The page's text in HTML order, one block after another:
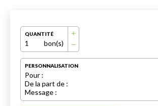
QUANTITÉ
1 bon(s)
PERSONNALISATION
Pour :
De la part de :
Message :